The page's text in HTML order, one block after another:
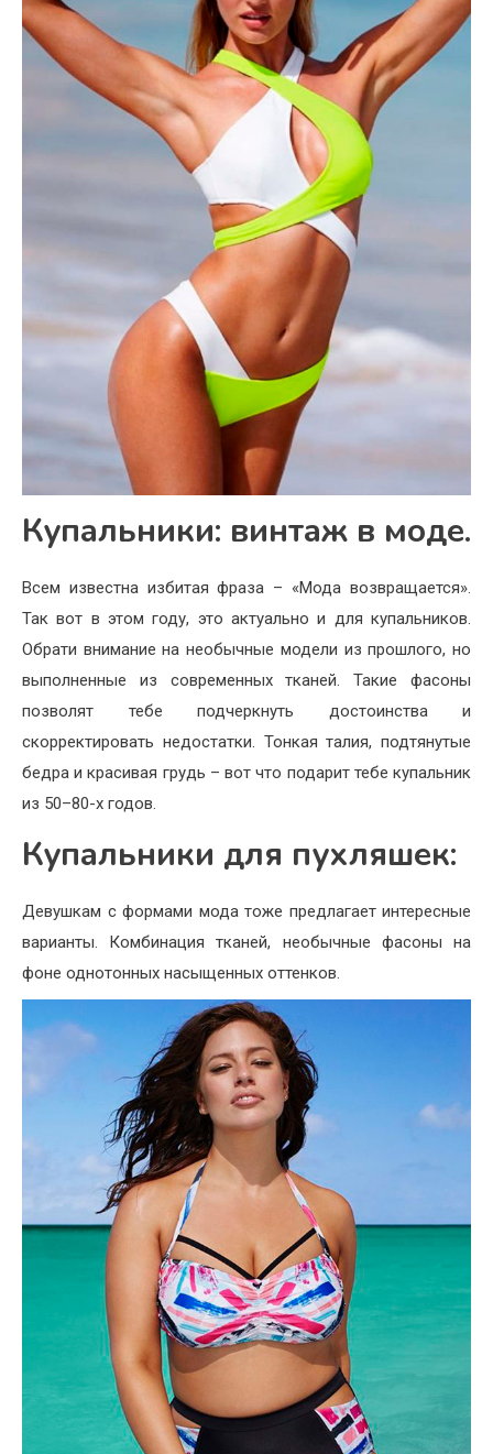
Купальники: винтаж в моде.
Всем известна избитая фраза – «Мода возвращается».
Так вот в этом году, это актуально и для купальников.
Обрати внимание на необычные модели из прошлого, но
выполненные из современных тканей. Такие фасоны
позволят тебе подчеркнуть достоинства и
скорректировать недостатки. Тонкая талия, подтянутые
бедра и красивая грудь – вот что подарит тебе купальник
из 50–80-х годов.
Купальники для пухляшек:
Девушкам с формами мода тоже предлагает интересные
варианты. Комбинация тканей, необычные фасоны на
фоне однотонных насыщенных оттенков.